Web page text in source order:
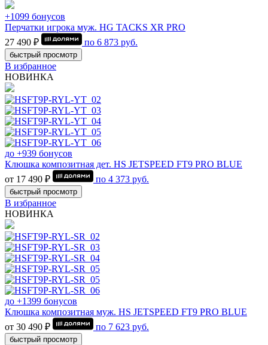
+1099 бонусов
Перчатки игрока муж. HG TACKS XR PRO
27 490 ₽
по 6 873 руб.
быстрый просмотр
В избранное
НОВИНКА
до +939 бонусов
Клюшка композитная дет. HS JETSPEED FT9 PRO BLUE
от 17 490 ₽
по 4 373 руб.
быстрый просмотр
В избранное
НОВИНКА
до +1399 бонусов
Клюшка композитная муж. HS JETSPEED FT9 PRO BLUE
от 30 490 ₽
по 7 623 руб.
быстрый просмотр